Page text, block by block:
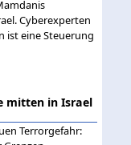
Cyberexperten
ist eine Steuerung
mitten in Israel
Terrorgefahr: